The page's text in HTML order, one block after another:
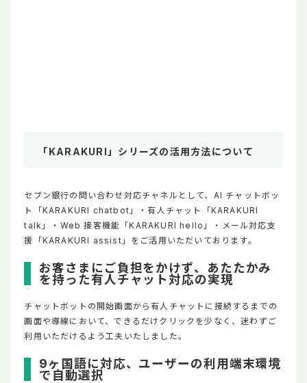
「KARAKURI」シリーズの活用方法について
セブン銀行の問い合わせ対応チャネルとして、AI チャットボッ
ト「KARAKURI chatbot」・有人チャット「KARAKURI
talk」・Web 接客機能「KARAKURI hello」・メール対応支
援「KARAKURI assist」をご活用いただいております。
お客さまにご負担をかけず、あたたかみ
を持った有人チャット対応の実現
チャットボットの開始画面から有人チャットに接続するまでの
画面や導線において、できるだけクリックを少なく、迷わずご
利用いただけるよう工夫いたしました。
9ヶ国語に対応、ユーザーの利用端末環境
で自動選択